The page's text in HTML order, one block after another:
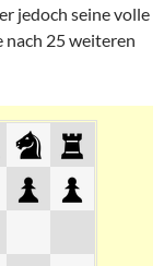
jedoch seine volle
nach 25 weiteren